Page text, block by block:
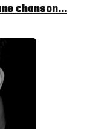
chanson…